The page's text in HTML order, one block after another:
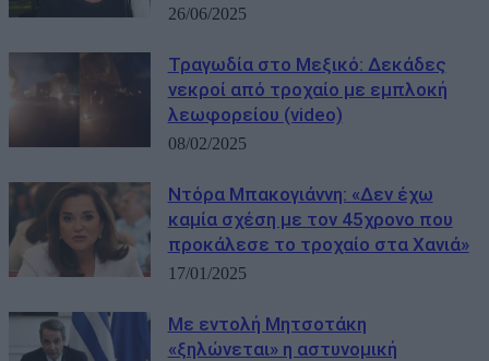
26/06/2025
Τραγωδία στο Μεξικό: Δεκάδες
νεκροί από τροχαίο με εμπλοκή
λεωφορείου (video)
08/02/2025
Ντόρα Μπακογιάννη: «Δεν έχω
καμία σχέση με τον 45χρονο που
προκάλεσε το τροχαίο στα Χανιά»
17/01/2025
Με εντολή Μητσοτάκη
«ξηλώνεται» η αστυνομική